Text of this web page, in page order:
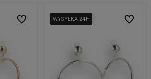
Do ulubionychWYSYŁKA 24H
WYSYŁKA 24H
WYSYŁKA 24H Do